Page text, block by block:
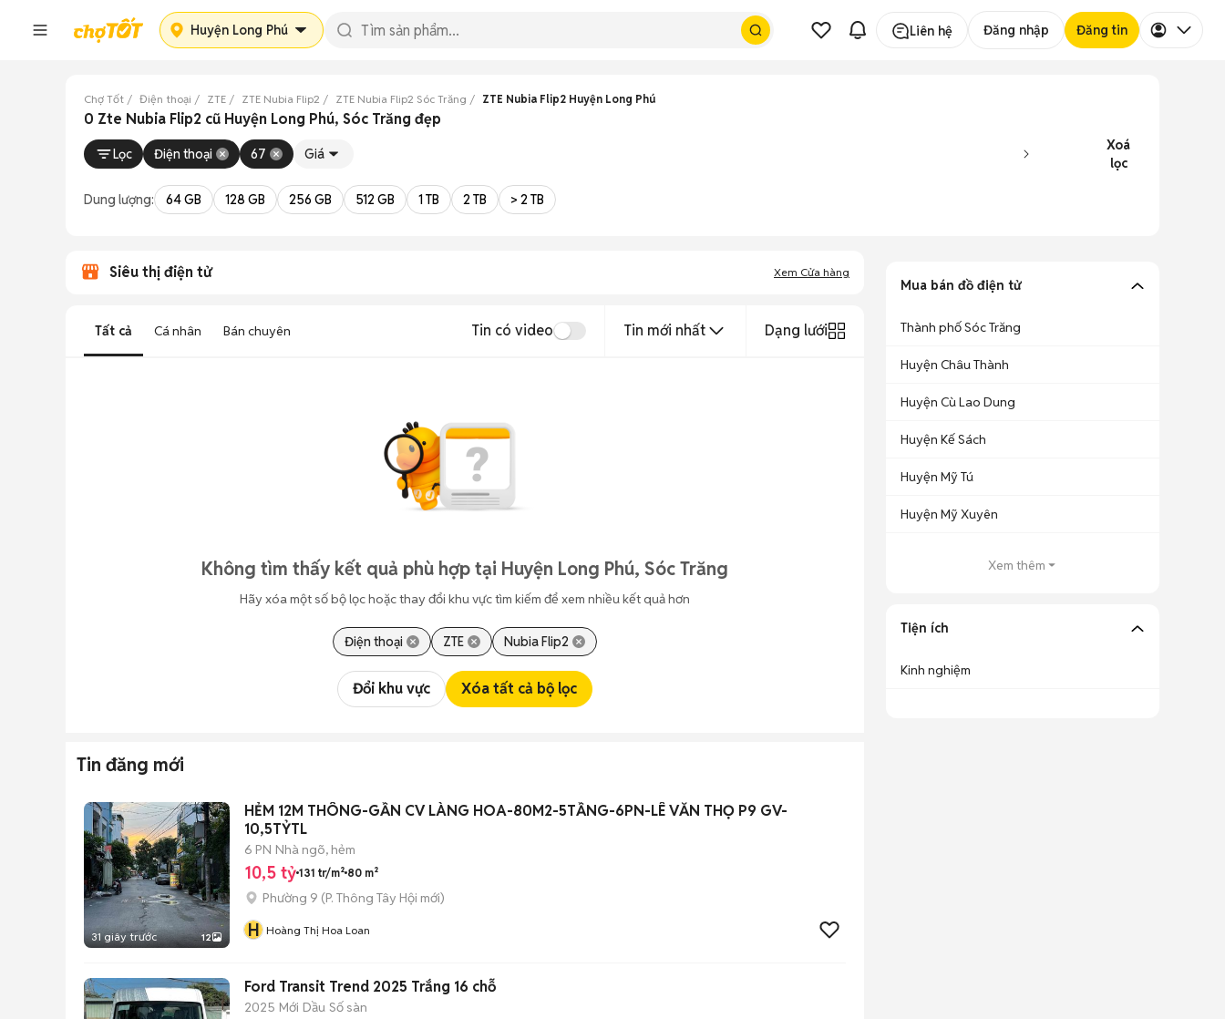
Huyện Long Phú Liên hệ Đăng nhập Đăng tin
Chợ Tốt Điện thoại ZTE ZTE Nubia Flip2 ZTE Nubia Flip2 Sóc Trăng ZTE Nubia Flip2 Huyện Long Phú
0 Zte Nubia Flip2 cũ Huyện Long Phú, Sóc Trăng đẹp
Lọc Điện thoại 67 Giá
Xoá
lọc
Dung lượng: 64 GB 128 GB 256 GB 512 GB 1 TB 2 TB > 2 TB
Siêu thị điện tử Xem Cửa hàng
Tất cả Cá nhân Bán chuyên Tin có video Tin mới nhất Dạng lưới
Không tìm thấy kết quả phù hợp tại Huyện Long Phú, Sóc Trăng
Hãy xóa một số bộ lọc hoặc thay đổi khu vực tìm kiếm để xem nhiều kết quả hơn
Điện thoại ZTE Nubia Flip2
Đổi khu vực Xóa tất cả bộ lọc
Tin đăng mới
31 giây trước 12
HẺM 12M THÔNG-GẦN CV LÀNG HOA-80M2-5TẦNG-6PN-LÊ VĂN THỌ P9 GV-
10,5TỶTL
6 PN Nhà ngõ, hẻm
10,5 tỷ 131 tr/m² 80 m²
Phường 9 (P. Thông Tây Hội mới)
H Hoàng Thị Hoa Loan
Ford Transit Trend 2025 Trắng 16 chỗ
2025 Mới Dầu Số sàn
Mua bán đồ điện tử
Thành phố Sóc Trăng
Huyện Châu Thành
Huyện Cù Lao Dung
Huyện Kế Sách
Huyện Mỹ Tú
Huyện Mỹ Xuyên
Xem thêm
Tiện ích
Kinh nghiệm